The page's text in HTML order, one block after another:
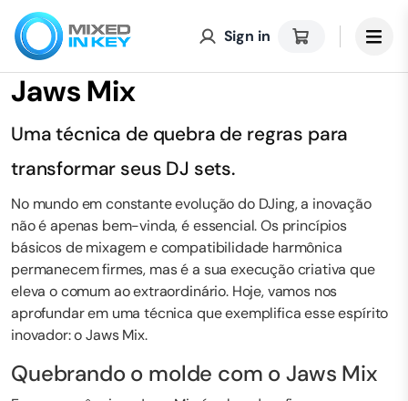
Sign in
Jaws Mix
Uma técnica de quebra de regras para
transformar seus DJ sets.
No mundo em constante evolução do DJing, a inovação
não é apenas bem-vinda, é essencial. Os princípios
básicos de mixagem e compatibilidade harmônica
permanecem firmes, mas é a sua execução criativa que
eleva o comum ao extraordinário. Hoje, vamos nos
aprofundar em uma técnica que exemplifica esse espírito
inovador: o Jaws Mix.
Quebrando o molde com o Jaws Mix